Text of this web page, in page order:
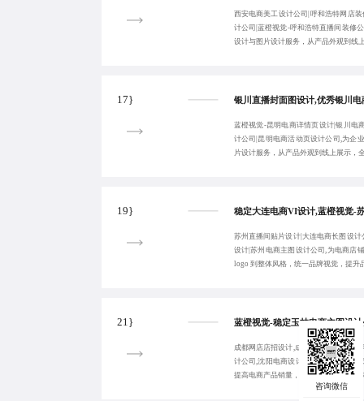
西安电商美工设计公司|呼和浩特网店
计公司|蓝橙视觉-呼和浩特直播间装修
设计与图片设计服务，从产品外观到线
17}
蓝橙视觉-昆明电商详情页设计|银川电
计公司|昆明电商活动页设计公司,为企
片设计服务，从产品外观到线上展示，
19}
苏州直播间贴片设计|大连电商长图设
设计|苏州电商主图设计公司,为电商店
logo 到整体风格，统一品牌视觉，提升
21}
成都网店店招设计,成都网店装修设计
计公司,沈阳电商设计公司,为各行业商
提高电商产品销量，工期报价咨询：